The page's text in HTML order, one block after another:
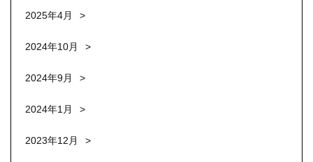
2025年4月
2024年10月
2024年9月
2024年1月
2023年12月